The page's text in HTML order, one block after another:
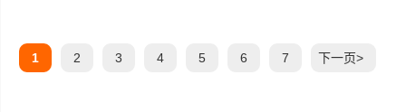
1 2 3 4 5 6 7 下一页>